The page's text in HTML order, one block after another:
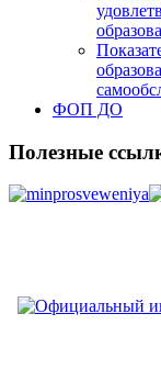
ФОП ДО
Полезные